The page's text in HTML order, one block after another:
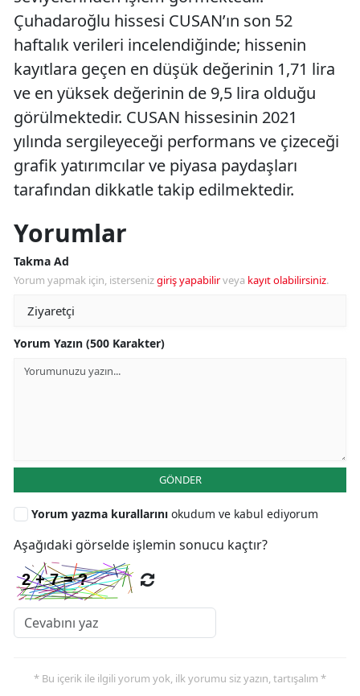
Çuhadaroğlu hissesi CUSAN’ın son 52
haftalık verileri incelendiğinde; hissenin
kayıtlara geçen en düşük değerinin 1,71 lira
ve en yüksek değerinin de 9,5 lira olduğu
görülmektedir. CUSAN hissesinin 2021
yılında sergileyeceği performans ve çizeceği
grafik yatırımcılar ve piyasa paydaşları
tarafından dikkatle takip edilmektedir.
Yorumlar
Takma Ad
Yorum yapmak için, istersenizgiriş yapabilirveya kayıt olabilirsiniz.
Yorum Yazın (500 Karakter)
GÖNDER
Yorum yazma kurallarını okudum ve kabul ediyorum
Aşağıdaki görselde işlemin sonucu kaçtır?
* Bu içerik ile ilgili yorum yok, ilk yorumu siz yazın, tartışalım *